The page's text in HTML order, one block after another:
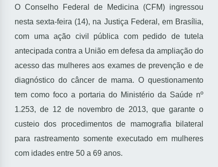
O Conselho Federal de Medicina (CFM) ingressou
nesta sexta-feira (14), na Justiça Federal, em Brasília,
com uma ação civil pública com pedido de tutela
antecipada contra a União em defesa da ampliação do
acesso das mulheres aos exames de prevenção e de
diagnóstico do câncer de mama. O questionamento
tem como foco a portaria do Ministério da Saúde nº
1.253, de 12 de novembro de 2013, que garante o
custeio dos procedimentos de mamografia bilateral
para rastreamento somente executado em mulheres
com idades entre 50 a 69 anos.